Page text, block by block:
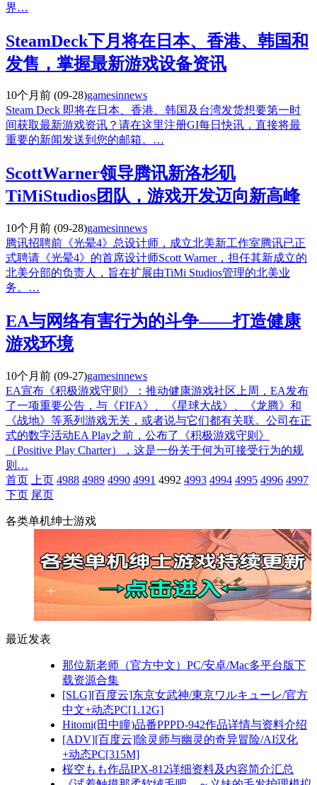
界…
SteamDeck下月将在日本、香港、韩国和
发售，掌握最新游戏设备资讯
10个月前 (09-28)gamesinnews
Steam Deck 即将在日本、香港、韩国及台湾发货想要第一时
间获取最新游戏资讯？请在这里注册GI每日快讯，直接将最
重要的新闻发送到您的邮箱。…
ScottWarner领导腾讯新洛杉矶
TiMiStudios团队，游戏开发迈向新高峰
10个月前 (09-28)gamesinnews
腾讯招聘前《光晕4》总设计师，成立北美新工作室腾讯已正
式聘请《光晕4》的首席设计师Scott Warner，担任其新成立的
北美分部的负责人，旨在扩展由TiMi Studios管理的北美业
务。…
EA与网络有害行为的斗争——打造健康
游戏环境
10个月前 (09-27)gamesinnews
EA宣布《积极游戏守则》：推动健康游戏社区上周，EA发布
了一项重要公告，与《FIFA》、《星球大战》、《龙腾》和
《战地》等系列游戏无关，或者说与它们都有关联。公司在正
式的数字活动EA Play之前，公布了《积极游戏守则》
（Positive Play Charter），这是一份关于何为可接受行为的规
则…
首页
上页 4988 4989 4990 4991 4992 4993 4994 4995 4996 4997
下页 尾页
各类单机绅士游戏
最近发表
那位新老师（官方中文）PC/安卓/Mac多平台版下
载资源合集
[SLG][百度云]东京女武神/東京ワルキューレ/官方
中文+动态PC[1.12G]
Hitomi(田中瞳)品番PPPD-942作品详情与资料介绍
[ADV][百度云]除灵师与幽灵的奇异冒险/AI汉化
+动态PC[315M]
桜空もも作品IPX-812详细资料及内容简介汇总